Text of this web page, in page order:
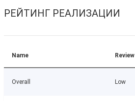
РЕЙТИНГ РЕАЛИЗАЦИИ
Name Review
Overall Low